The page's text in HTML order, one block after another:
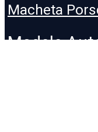
Macheta
Modele